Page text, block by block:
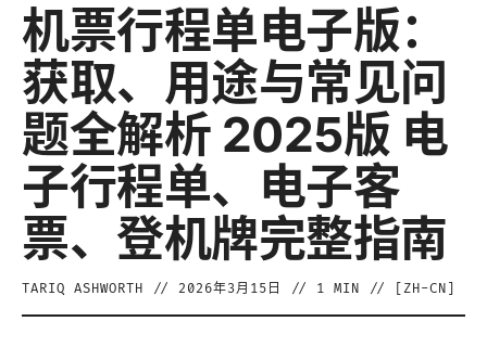
机票行程单电子版：
获取、用途与常见问
题全解析 2025版 电
子行程单、电子客
票、登机牌完整指南
TARIQ ASHWORTH // 2026年3月15日 // 1 MIN // [ ZH-CN